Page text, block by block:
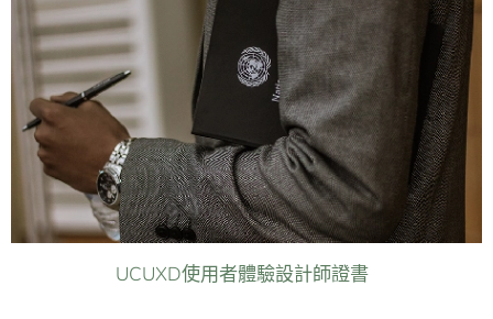
UCUXD使用者體驗設計師證書